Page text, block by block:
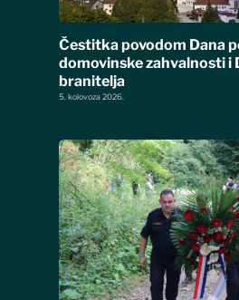
Čestitka povodom Dana
domovinske zahvalnosti i
branitelja
5. kolovoza 2026.